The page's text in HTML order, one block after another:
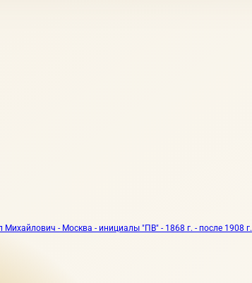
- Москва - инициалы "ПВ" - 1868 г. - после 1908 г.